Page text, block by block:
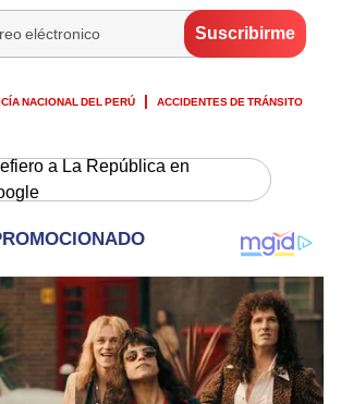
NACIONAL DEL PERÚ
ACCIDENTES DE TRÁNSITO
a La República en